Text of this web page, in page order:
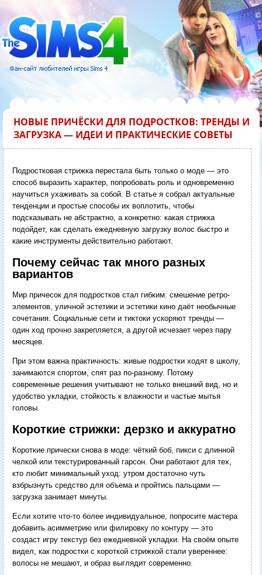
НОВЫЕ ПРИЧЁСКИ ДЛЯ ПОДРОСТКОВ: ТРЕНДЫ И
ЗАГРУЗКА — ИДЕИ И ПРАКТИЧЕСКИЕ СОВЕТЫ
Подростковая стрижка перестала быть только о моде — это
способ выразить характер, попробовать роль и одновременно
научиться ухаживать за собой. В статье я собрал актуальные
тенденции и простые способы их воплотить, чтобы
подсказывать не абстрактно, а конкретно: какая стрижка
подойдет, как сделать ежедневную загрузку волос быстро и
какие инструменты действительно работают.
Почему сейчас так много разных
вариантов
Мир причесок для подростков стал гибким: смешение ретро-
элементов, уличной эстетики и эстетики кино даёт необычные
сочетания. Социальные сети и тиктоки ускоряют тренды —
один ход прочно закрепляется, а другой исчезает через пару
месяцев.
При этом важна практичность: живые подростки ходят в школу,
занимаются спортом, спят раз по-разному. Потому
современные решения учитывают не только внешний вид, но и
удобство укладки, стойкость к влажности и частые мытья
головы.
Короткие стрижки: дерзко и аккуратно
Короткие прически снова в моде: чёткий боб, пикси с длинной
челкой или текстурированный гарсон. Они работают для тех,
кто любит минимальный уход: утром достаточно чуть
взбрызнуть средство для объема и пройтись пальцами —
загрузка занимает минуты.
Если хотите что-то более индивидуальное, попросите мастера
добавить асимметрию или филировку по контуру — это
создаст игру текстур без ежедневной укладки. На своём опыте
видел, как подростки с короткой стрижкой стали увереннее:
волосы не мешают, и образ выглядит современно.